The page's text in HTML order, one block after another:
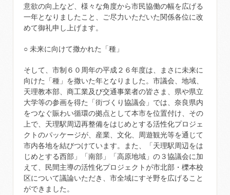
意欲の向上など、様々な角度から市民協働の幅を広げる
一年となりましたこと、ご尽力いただいた関係各位に改
めて御礼申し上げます。
○ 未来に向けて撒かれた「種」
そして、市制６０周年の平成２６年度は、まさに未来に
向けた「種」を撒いた年となりました。市議会、地域、
天理教本部、商工業及び交通事業者の皆さま、県や県立
大学等の参画を得た「街づくり協議会」では、奈良県内
をつなぐ賑わい循環の拠点として本市を位置付け、その
上で、天理駅周辺再整備をはじめとする活性化プロジェ
クトのパッケージが、産業、文化、周遊観光等を通じて
市内各地を結びつけています。また、「天理駅周辺をは
じめとする西部」「南部」「高原地域」の３協議会に加
えて、民間主導の活性化プロジェクトが市北部・櫟本校
区について議論いただき、市全域にすそ野を広げること
ができました。